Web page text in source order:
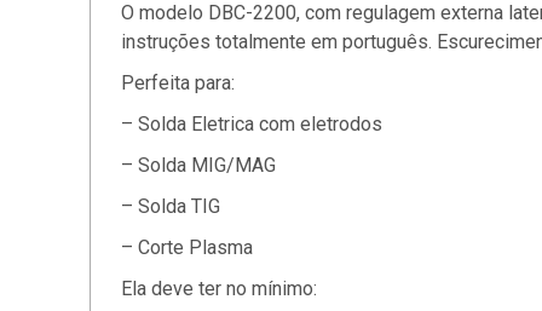
O modelo DBC-2200, com regulagem externa
instruções totalmente em português.
Perfeita para:
– Solda Eletrica com eletrodos
– Solda MIG/MAG
– Solda TIG
– Corte Plasma
Ela deve ter no mínimo: